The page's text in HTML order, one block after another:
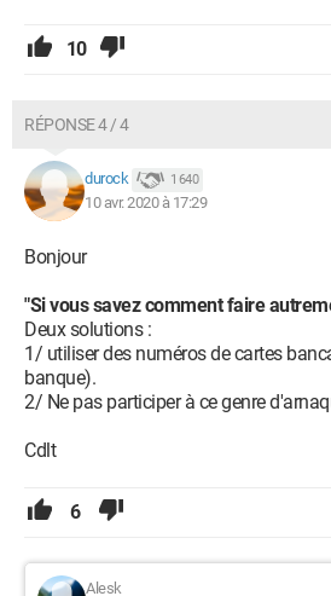
10
RÉPONSE 4 / 4
durock 1 640
10 avr. 2020 à 17:29
Bonjour
"Si vous savez comment faire
Deux solutions :
1/ utiliser des numéros de cartes
banque).
2/ Ne pas participer à ce genre
Cdlt
6
Alesk